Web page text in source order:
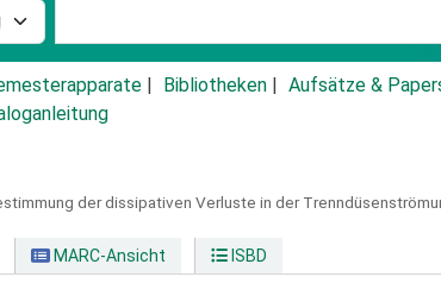
nach:
Bibliotheken Aufsätze &
der dissipativen Verluste in der
MARC-Ansicht ISBD